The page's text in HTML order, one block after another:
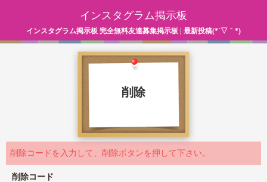
インスタグラム掲示板
インスタグラム掲示板 完全無料友達募集掲示板 | 最新投稿(*´▽｀*)
削除
削除コードを入力して、削除ボタンを押して下さい。
削除コード